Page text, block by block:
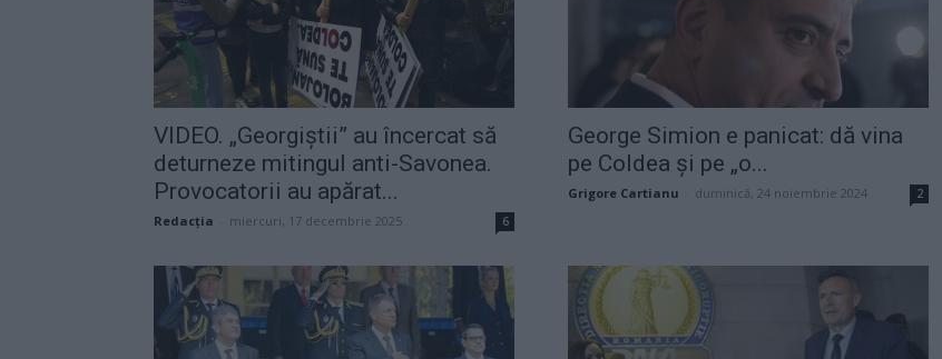
VIDEO. „Georgiștii” au încercat să
deturneze mitingul anti-Savonea.
Provocatorii au apărat...
Redacţia miercuri, 17 decembrie 2025 6
George Simion e panicat: dă vina
pe Coldea și pe „o...
Grigore Cartianu duminică, 24 noiembrie 2024 2